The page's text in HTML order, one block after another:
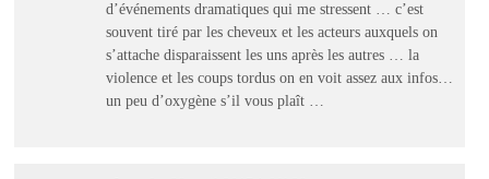
d’événements dramatiques qui me stressent … c’est
souvent tiré par les cheveux et les acteurs auxquels on
s’attache disparaissent les uns après les autres … la
violence et les coups tordus on en voit assez aux infos…
un peu d’oxygène s’il vous plaît …